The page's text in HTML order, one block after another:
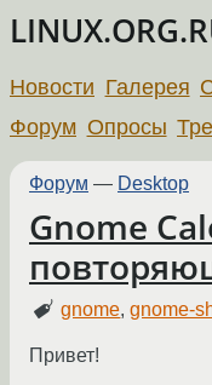
Новости Галерея
Форум Опросы
Форум — Desktop
Gnome
gnome,gnome-
Привет!